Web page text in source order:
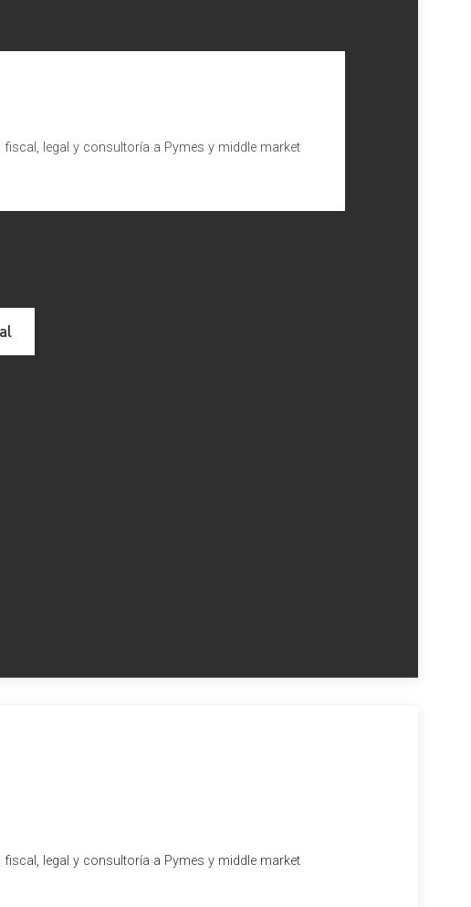
legal y consultoría a Pymes y middle market
legal y consultoría a Pymes y middle market